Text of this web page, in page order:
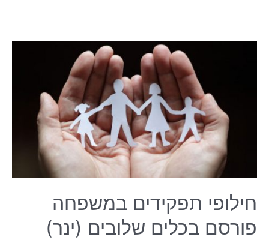
חילופי תפקידים במשפחה
פורסם בכלים שלובים (ינר)